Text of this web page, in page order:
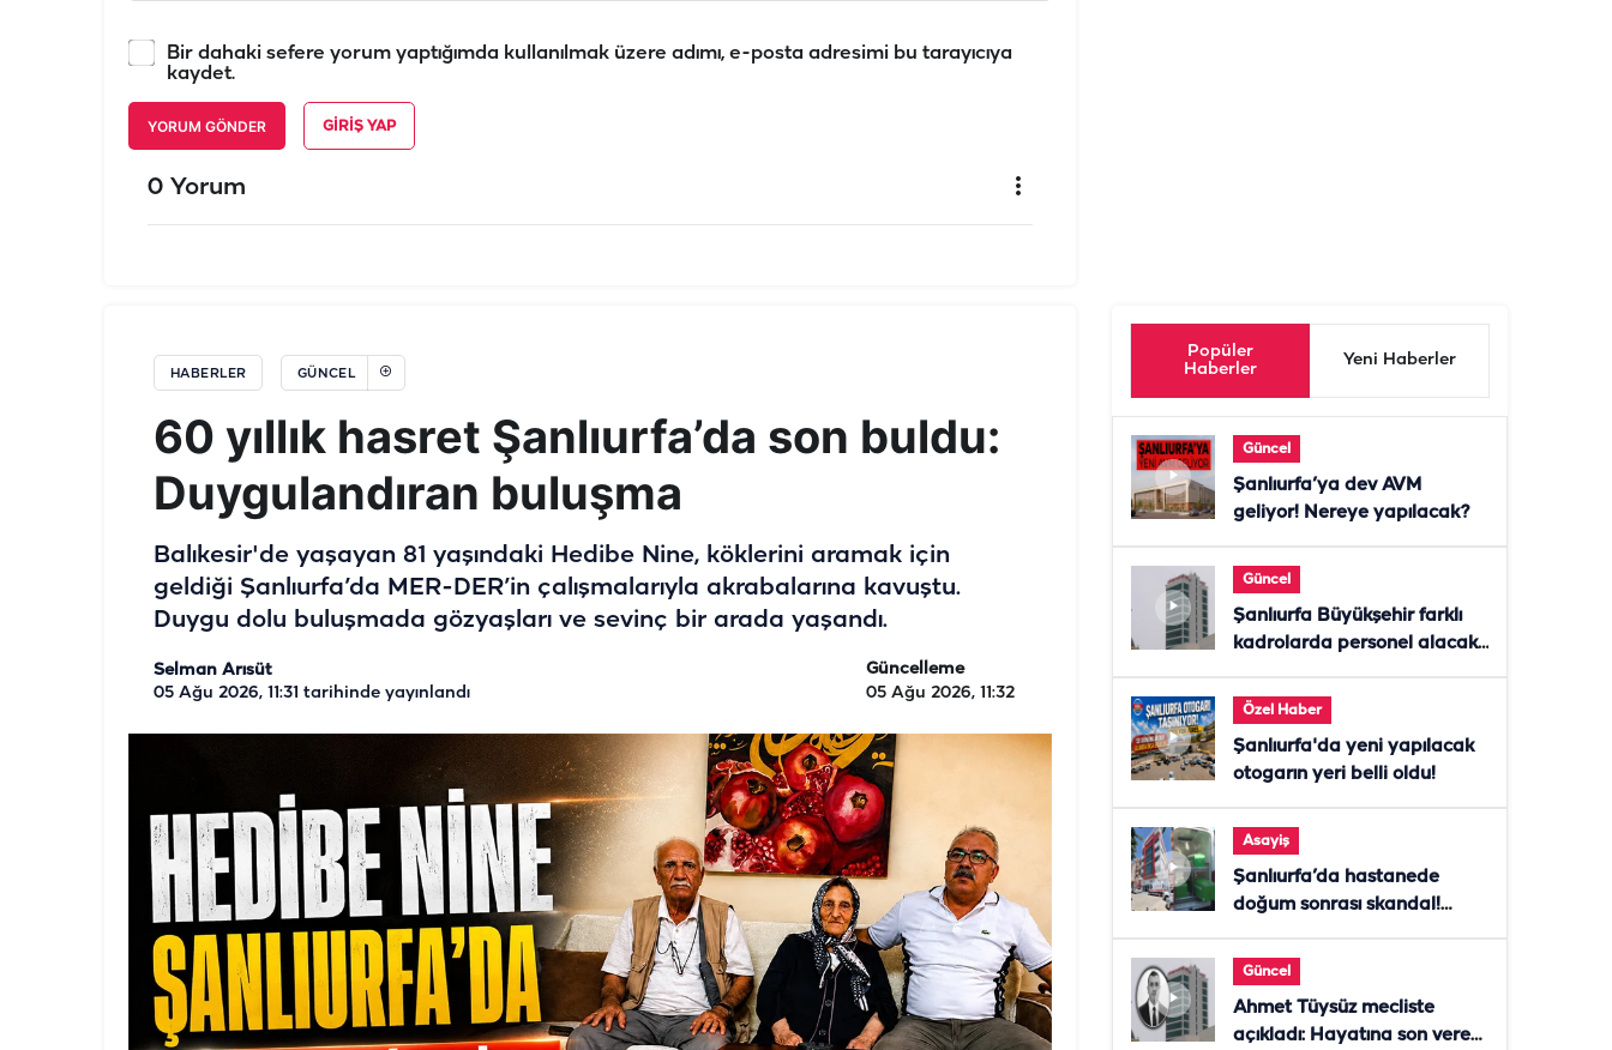
Bir dahaki sefere yorum yaptığımda kullanılmak üzere adımı, e-posta adresimi bu tarayıcıya
kaydet.
YORUM GÖNDER GIRIŞ YAP
0 Yorum
HABERLER GÜNCEL
60 yıllık hasret Şanlıurfa’da son buldu:
Duygulandıran buluşma
Balıkesir'de yaşayan 81 yaşındaki Hedibe Nine, köklerini aramak için
geldiği Şanlıurfa’da MER-DER’in çalışmalarıyla akrabalarına kavuştu.
Duygu dolu buluşmada gözyaşları ve sevinç bir arada yaşandı.
Selman Arısüt
05 Ağu 2026, 11:31 tarihinde yayınlandı
Güncelleme
05 Ağu 2026, 11:32
Popüler
Haberler
Yeni Haberler
Güncel
Şanlıurfa’ya dev AVM
geliyor! Nereye yapılacak?
Güncel
Şanlıurfa Büyükşehir farklı
kadrolarda personel alacak!
Özel Haber
Şanlıurfa'da yeni yapılacak
otogarın yeri belli oldu!
Asayiş
Şanlıurfa’da hastanede
doğum sonrası skandal!
Güncel
Ahmet Tüysüz mecliste
açıkladı: Hayatına son veren